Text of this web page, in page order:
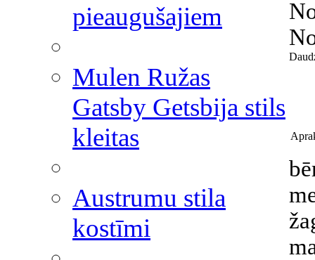
pieaugušajiem
Mulen Ružas
Gatsby Getsbija stils
kleitas
Austrumu stila
kostīmi